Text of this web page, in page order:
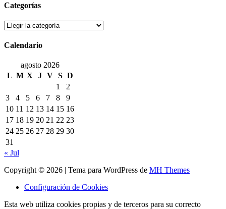
Categorías
Categorías
Calendario
agosto 2026
L M X J V S D
1
2
3
4 5 6 7 8
9
10 11 12 13 14 15 16
17 18 19 20 21 22 23
24 25 26 27 28 29 30
31
« Jul
Copyright © 2026 | Tema para WordPress de MH Themes
Configuración de Cookies
Esta web utiliza cookies propias y de terceros para su correcto